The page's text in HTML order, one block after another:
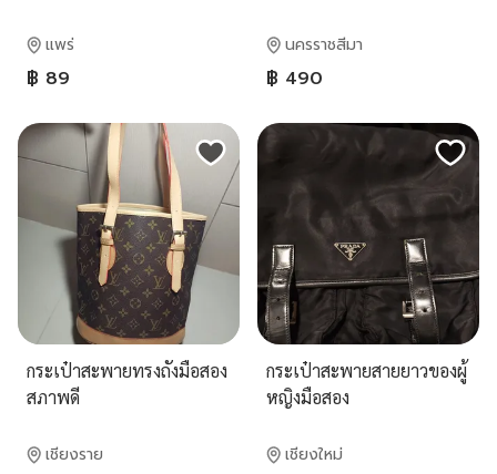
แพร่
฿ 89
นครราชสีมา
฿ 490
กระเป๋าสะพายทรงถังมือสอง
สภาพดี
เชียงราย
กระเป๋าสะพายสายยาวของผู้
หญิงมือสอง
เชียงใหม่